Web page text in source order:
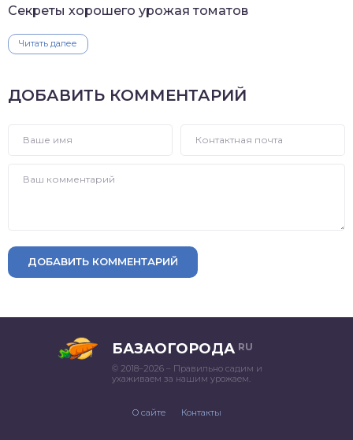
Секреты хорошего урожая томатов
Читать далее
ДОБАВИТЬ КОММЕНТАРИЙ
ДОБАВИТЬ КОММЕНТАРИЙ
БАЗАОГОРОДА RU
© 2018–2026 – Правильно садим и
ухаживаем за нашим урожаем.
О сайте Контакты